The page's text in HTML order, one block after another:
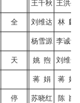
王千秋 王洪生
全 刘维达 林 麟
杨雪源 李诚让
天 姚 煦 刘维达
蒋 娟 蒋 娟
停 苏晓红 陈 崑